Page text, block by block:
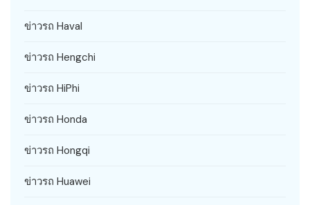
ข่าวรถ Haval
ข่าวรถ Hengchi
ข่าวรถ HiPhi
ข่าวรถ Honda
ข่าวรถ Hongqi
ข่าวรถ Huawei